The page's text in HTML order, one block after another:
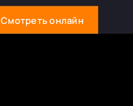
Смотреть онлайн